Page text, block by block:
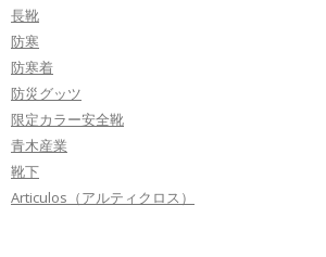
長靴
防寒
防寒着
防災グッツ
限定カラー安全靴
青木産業
靴下
Articulos（アルティクロス）